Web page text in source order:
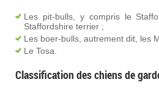
Les pit-bulls, y compris le
Staffordshire terrier ;
Les boer-bulls, autrement dit, les
Le Tosa.
Classification des chiens de